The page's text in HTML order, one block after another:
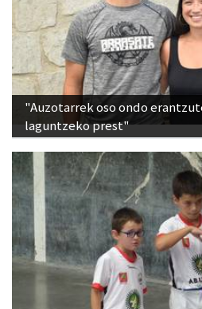
"Auzotarrek oso ondo
laguntzeko prest"